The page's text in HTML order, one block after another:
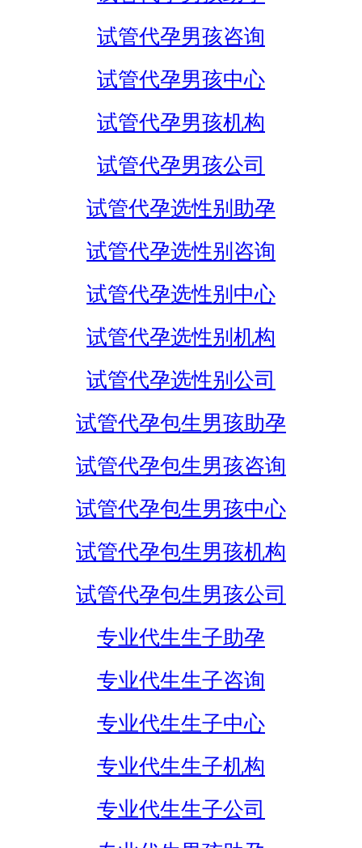
试管代孕男孩咨询
试管代孕男孩中心
试管代孕男孩机构
试管代孕男孩公司
试管代孕选性别助孕
试管代孕选性别咨询
试管代孕选性别中心
试管代孕选性别机构
试管代孕选性别公司
试管代孕包生男孩助孕
试管代孕包生男孩咨询
试管代孕包生男孩中心
试管代孕包生男孩机构
试管代孕包生男孩公司
专业代生生子助孕
专业代生生子咨询
专业代生生子中心
专业代生生子机构
专业代生生子公司